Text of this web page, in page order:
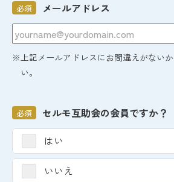
メールアドレス
必須
※上記メールアドレスにお間違えがない
い。
セルモ互助会の会員ですか？
必須
はい
いいえ